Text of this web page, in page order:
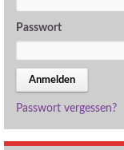
Passwort
Passwort vergessen?